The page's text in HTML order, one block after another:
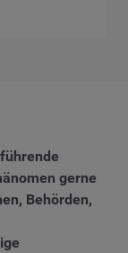
gerne
Behörden,